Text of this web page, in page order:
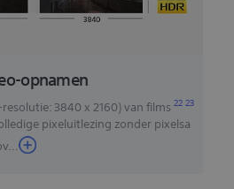
opnamen
3840 x 2160) van films2223
pixeluitlezing zonder pixelsa
...